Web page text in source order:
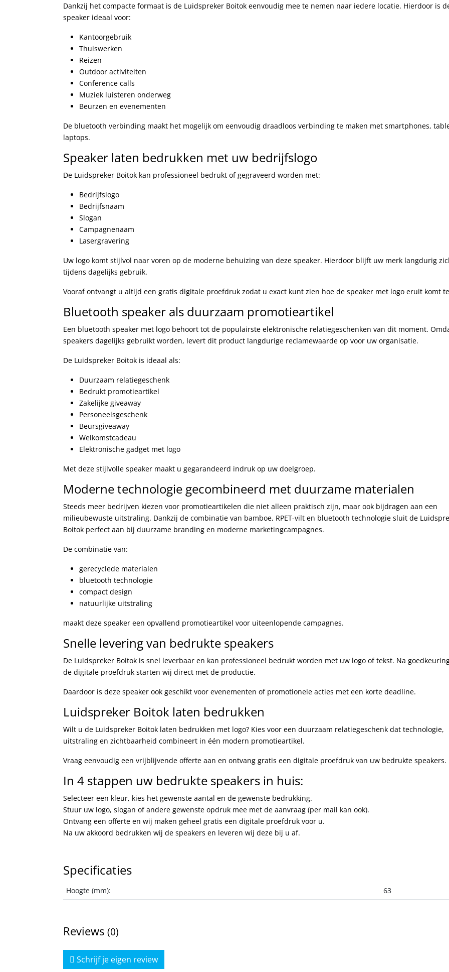
Dankzij het compacte formaat is de Luidspreker Boitok eenvoudig mee te nemen naar iedere locatie. Hierdoor is
speaker ideaal voor:
Kantoorgebruik
Thuiswerken
Reizen
Outdoor activiteiten
Conference calls
Muziek luisteren onderweg
Beurzen en evenementen
De bluetooth verbinding maakt het mogelijk om eenvoudig draadloos verbinding te maken met smartphones,
laptops.
Speaker laten bedrukken met uw bedrijfslogo
De Luidspreker Boitok kan professioneel bedrukt of gegraveerd worden met:
Bedrijfslogo
Bedrijfsnaam
Slogan
Campagnenaam
Lasergravering
Uw logo komt stijlvol naar voren op de moderne behuizing van deze speaker. Hierdoor blijft uw merk langdurig
tijdens dagelijks gebruik.
Vooraf ontvangt u altijd een gratis digitale proefdruk zodat u exact kunt zien hoe de speaker met logo eruit komt
Bluetooth speaker als duurzaam promotieartikel
Een bluetooth speaker met logo behoort tot de populairste elektronische relatiegeschenken van dit moment.
speakers dagelijks gebruikt worden, levert dit product langdurige reclamewaarde op voor uw organisatie.
De Luidspreker Boitok is ideaal als:
Duurzaam relatiegeschenk
Bedrukt promotieartikel
Zakelijke giveaway
Personeelsgeschenk
Beursgiveaway
Welkomstcadeau
Elektronische gadget met logo
Met deze stijlvolle speaker maakt u gegarandeerd indruk op uw doelgroep.
Moderne technologie gecombineerd met duurzame materialen
Steeds meer bedrijven kiezen voor promotieartikelen die niet alleen praktisch zijn, maar ook bijdragen aan een
milieubewuste uitstraling. Dankzij de combinatie van bamboe, RPET-vilt en bluetooth technologie sluit de
Boitok perfect aan bij duurzame branding en moderne marketingcampagnes.
De combinatie van:
gerecyclede materialen
bluetooth technologie
compact design
natuurlijke uitstraling
maakt deze speaker een opvallend promotieartikel voor uiteenlopende campagnes.
Snelle levering van bedrukte speakers
De Luidspreker Boitok is snel leverbaar en kan professioneel bedrukt worden met uw logo of tekst. Na
de digitale proefdruk starten wij direct met de productie.
Daardoor is deze speaker ook geschikt voor evenementen of promotionele acties met een korte deadline.
Luidspreker Boitok laten bedrukken
Wilt u de Luidspreker Boitok laten bedrukken met logo? Kies voor een duurzaam relatiegeschenk dat technologie,
uitstraling en zichtbaarheid combineert in één modern promotieartikel.
Vraag eenvoudig een vrijblijvende offerte aan en ontvang gratis een digitale proefdruk van uw bedrukte speakers.
In 4 stappen uw bedrukte speakers in huis:
Selecteer een kleur, kies het gewenste aantal en de gewenste bedrukking.
Stuur uw logo, slogan of andere gewenste opdruk mee met de aanvraag (per mail kan ook).
Ontvang een offerte en wij maken geheel gratis een digitale proefdruk voor u.
Na uw akkoord bedrukken wij de speakers en leveren wij deze bij u af.
Specificaties
Hoogte (mm): 63
Reviews (0)
Schrijf je eigen review